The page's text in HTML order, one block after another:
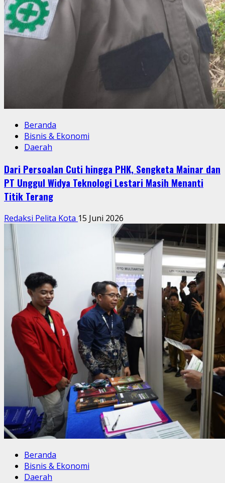
Beranda
Bisnis & Ekonomi
Daerah
Dari Persoalan Cuti hingga PHK, Sengketa Mainar dan
PT Unggul Widya Teknologi Lestari Masih Menanti
Titik Terang
Redaksi Pelita Kota 15 Juni 2026
Beranda
Bisnis & Ekonomi
Daerah